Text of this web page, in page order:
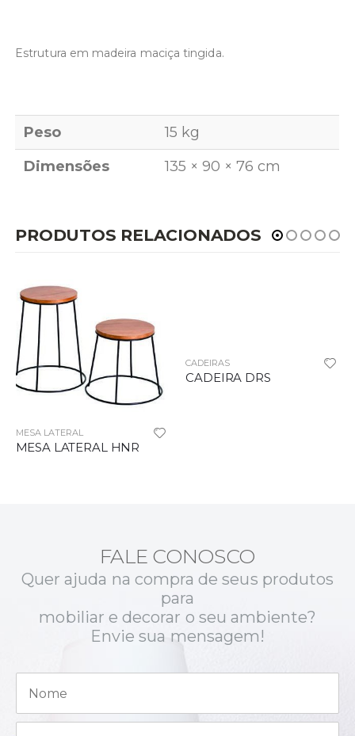
Estrutura em madeira maciça tingida.
Peso
15 kg
Dimensões
135 × 90 × 76 cm
PRODUTOS RELACIONADOS
MESA LATERAL
MESA LATERAL HNR
CADEIRAS
CADEIRA DRS
FALE CONOSCO
Quer ajuda na compra de seus produtos
para
mobiliar e decorar o seu ambiente?
Envie sua mensagem!
m
e